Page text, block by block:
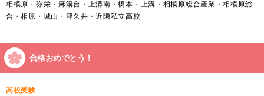
相模原・弥栄・麻溝台・上溝南・橋本・上溝・相模原総合産業・相模原総
合・相原・城山・津久井・近隣私立高校
合格おめでとう！
高校受験